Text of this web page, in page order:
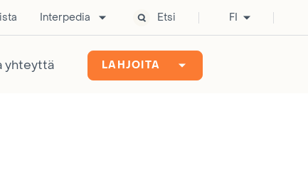
Interpedia Etsi FI
yhteyttä LAHJOITA